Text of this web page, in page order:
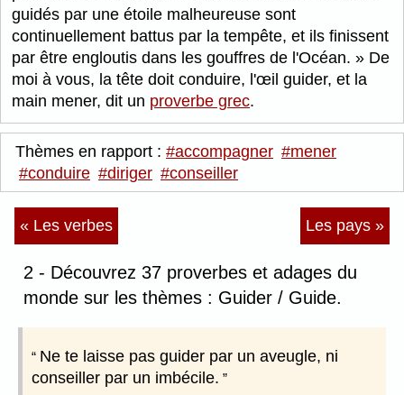
guidés par une étoile malheureuse sont
continuellement battus par la tempête, et ils finissent
par être engloutis dans les gouffres de l'Océan.
De
moi à vous, la tête doit conduire, l'œil guider, et la
main mener, dit un proverbe grec.
Thèmes en rapport : #accompagner #mener
#conduire #diriger #conseiller
« Les verbes Les pays »
2 - Découvrez 37 proverbes et adages du
monde sur les thèmes : Guider / Guide.
Ne te laisse pas guider par un aveugle, ni
conseiller par un imbécile.